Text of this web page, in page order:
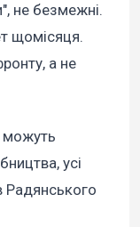
не безмежні.
щомісяця.
а не
можуть
усі
Радянського